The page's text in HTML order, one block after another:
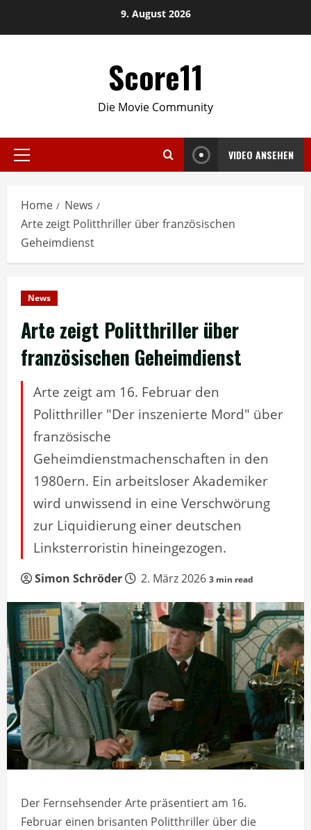
9. August 2026
Score11
Die Movie Community
Primary
VIDEO ANSEHEN
Home
News
Arte zeigt Politthriller über französischen
Geheimdienst
News
Arte zeigt Politthriller über
französischen Geheimdienst
Arte zeigt am 16. Februar den
Politthriller "Der inszenierte Mord" über
französische
Geheimdienstmachenschaften in den
1980ern. Ein arbeitsloser Akademiker
wird unwissend in eine Verschwörung
zur Liquidierung einer deutschen
Linksterroristin hineingezogen.
Simon Schröder 2. März 2026 3 min read
Der Fernsehsender Arte präsentiert am 16.
Februar einen brisanten Politthriller über die